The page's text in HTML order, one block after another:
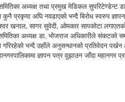
अध्यक्ष तथा प्रमुख मेडिकल सुपरिटेण्डेन्ट
प्रकृया अघि नवढाएको भन्दै बिरोध स्वरुप
खनाल, सागर सुवेदी, ओमकार सापकोटा
अध्यक्ष डा. भोजराज अधिकारीले संकटको
भन्दै उहाँले अनुसन्धानको प्रतिवेदन पर्खन
ज्ञापन पत्र वुझाउन जाँदा